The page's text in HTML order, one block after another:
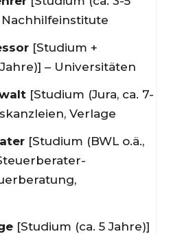
Nachhilfeinstitute
[Studium +
– Universitäten
[Studium (Jura, ca. 7-
Verlage
[Studium (BWL o.ä.,
[Studium (ca. 5 Jahre)]